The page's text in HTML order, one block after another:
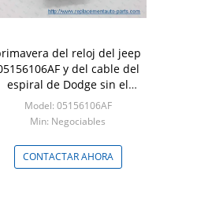
del reloj del jeep
y del cable del
espiral de Dodge sin el
sensor
Model: 05156106AF
Min: Negociables
CONTACTAR AHORA